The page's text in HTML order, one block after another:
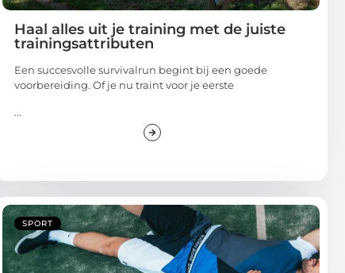
Haal alles uit je training met de juiste
trainingsattributen
Een succesvolle survivalrun begint bij een goede
voorbereiding. Of je nu traint voor je eerste
...
SPORT